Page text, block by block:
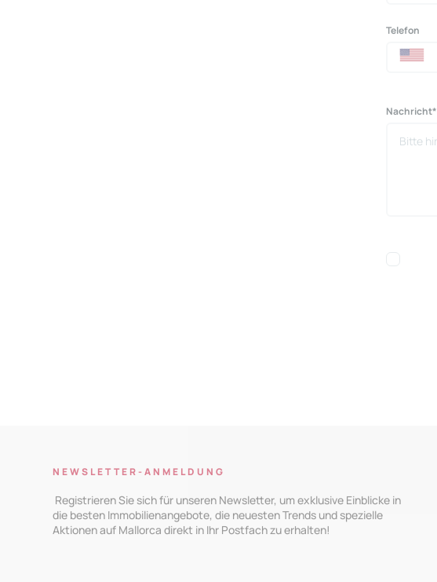
Telefon
Nachricht*
NEWSLETTER-ANMELDUNG
Registrieren Sie sich für unseren Newsletter, um exklusive Einblicke in
die besten Immobilienangebote, die neuesten Trends und spezielle
Aktionen auf Mallorca direkt in Ihr Postfach zu erhalten!